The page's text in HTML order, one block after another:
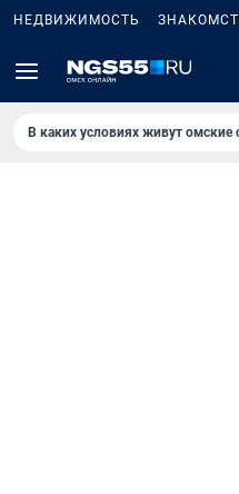
НЕДВИЖИМОСТЬ
В каких условиях живут омские